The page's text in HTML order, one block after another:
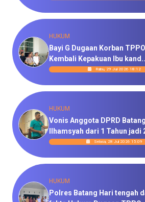
HUKUM
Bayi G Dugaan Korban
Kembali Kepakuan Ibu
Rabu, 29 Jul 2026 18:12
HUKUM
Vonis Anggota DPRD
Ilhamsyah dari 1 Tahun jadi
Selasa, 28 Jul 2026 15:09
HUKUM
Polres Batang Hari tengah